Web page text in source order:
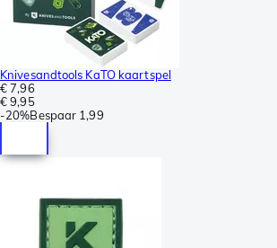
Knivesandtools KaTO kaartspel
€ 7,96
€ 9,95
-20%Bespaar 1,99